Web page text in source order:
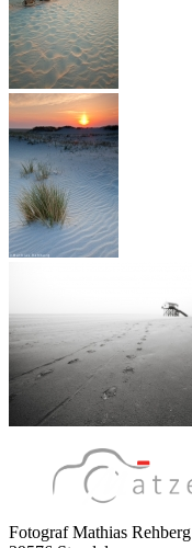
Fotograf Mathias Rehberg